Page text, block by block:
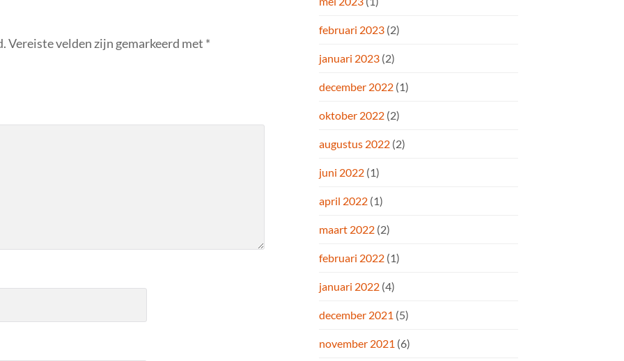
Vereiste velden zijn gemarkeerd met *
februari 2023 (2)
januari 2023 (2)
december 2022 (1)
oktober 2022 (2)
augustus 2022 (2)
juni 2022 (1)
april 2022 (1)
maart 2022 (2)
februari 2022 (1)
januari 2022 (4)
december 2021 (5)
november 2021 (6)